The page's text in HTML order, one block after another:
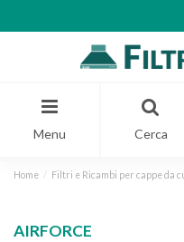
Menu Cerca
Home Filtri e Ricambi per cappe da
AIRFORCE